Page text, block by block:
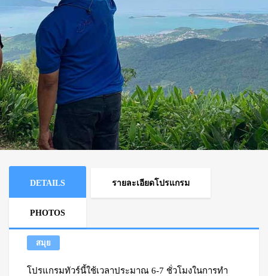
DETAILS รายละเอียดโปรแกรม
PHOTOS
สมุย
โปรแกรมทัวร์นี้ใช้เวลาประมาณ 6-7 ชั่วโมงในการทำ